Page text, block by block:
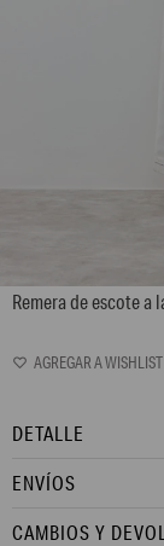
Remera de escote a
DETALLE
ENVÍOS
CAMBIOS Y